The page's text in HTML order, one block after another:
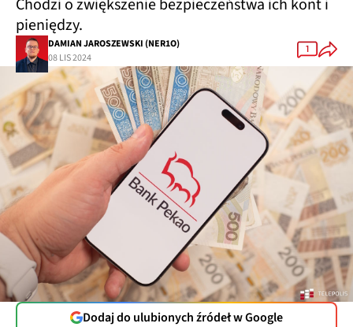
Chodzi o zwiększenie bezpieczeństwa ich kont i
pieniędzy.
DAMIAN JAROSZEWSKI (NER1O)
08 LIS 2024
1
Dodaj do ulubionych źródeł w Google